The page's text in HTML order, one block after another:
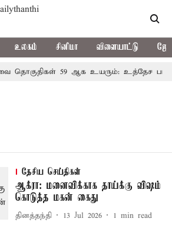
உலகம் சினிமா விளையாட்டு
தொகுதிகள் 59 ஆக உயரும்: உத்தேச
தேசிய செய்திகள்
ஆக்ரா: மனைவிக்காக தாய்க்கு விஷம்
கொடுத்த மகன் கைது
தினத்தந்தி 13 Jul 2026 1 min read